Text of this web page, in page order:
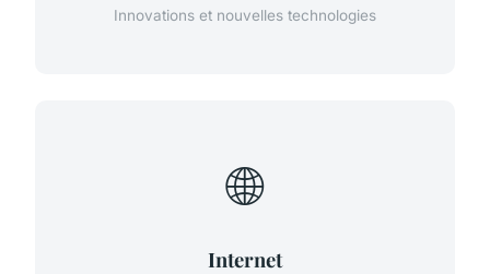
Innovations et nouvelles technologies
🌐
Internet